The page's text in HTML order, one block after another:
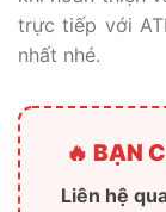
trực tiếp với
nhất nhé.
🔥 BẠN
Liên hệ